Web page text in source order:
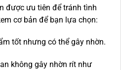
được ưu tiên để tránh tình
cơ bản để bạn lựa chọn:
tốt nhưng có thể gây nhờn.
không gây nhờn rít như